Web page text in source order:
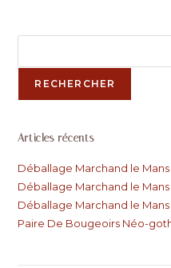
RECHERCHER
Articles récents
Déballage Marchand le Mans
Déballage Marchand le Mans
Déballage Marchand le Mans
Paire De Bougeoirs Néo-